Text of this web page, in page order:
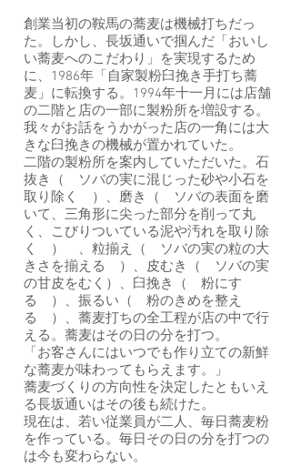
創業当初の鞍馬の蕎麦は機械打ちだっ
た。しかし、長坂通いで掴んだ「おいし
い蕎麦へのこだわり」を実現するため
に、1986年「自家製粉臼挽き手打ち蕎
麦」に転換する。1994年十一月には店舗
の二階と店の一部に製粉所を増設する。
我々がお話をうかがった店の一角には大
きな臼挽きの機械が置かれていた。
二階の製粉所を案内していただいた。石
抜き（ ソバの実に混じった砂や小石を
取り除く ）、磨き（ ソバの表面を磨
いて、三角形に尖った部分を削って丸
く、こびりついている泥や汚れを取り除
く ） 、粒揃え（ ソバの実の粒の大
きさを揃える ）、皮むき（ ソバの実
の甘皮をむく）、臼挽き（ 粉にす
る ）、振るい（ 粉のきめを整え
る ）、蕎麦打ちの全工程が店の中で行
える。蕎麦はその日の分を打つ。
「お客さんにはいつでも作り立ての新鮮
な蕎麦が味わってもらえます。」
蕎麦づくりの方向性を決定したともいえ
る長坂通いはその後も続けた。
現在は、若い従業員が二人、毎日蕎麦粉
を作っている。毎日その日の分を打つの
は今も変わらない。